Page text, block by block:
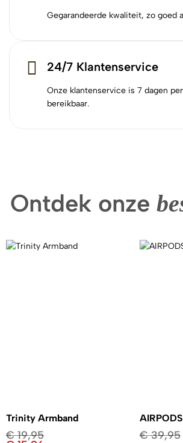
Gegarandeerde kwaliteit, zo goed
24/7 Klantenservice
Onze klantenservice is 7 dagen
bereikbaar.
Ontdek onze
Trinity Armband
€19,95 €39,95